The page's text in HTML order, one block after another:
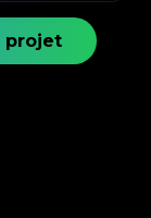
projet